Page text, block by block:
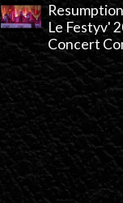
Le Festyv'
Concert